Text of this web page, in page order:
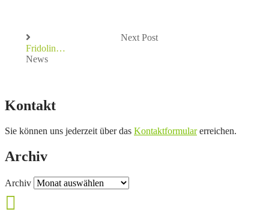
Next Post
Fridolin…
News
Kontakt
Sie können uns jederzeit über das Kontaktformularerreichen.
Archiv
Archiv